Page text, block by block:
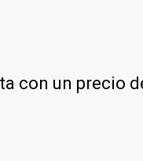
con un precio